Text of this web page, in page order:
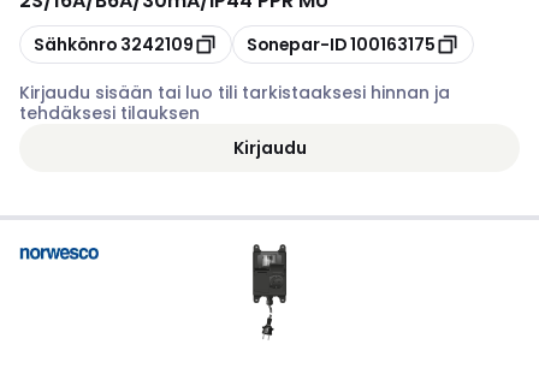
Kopioi
Sähkönro 3242109 Kopioi
Sonepar-ID100163175
Kirjaudu sisään tai luo tili tarkistaaksesi hinnan ja
tehdäksesi tilauksen
Kirjaudu